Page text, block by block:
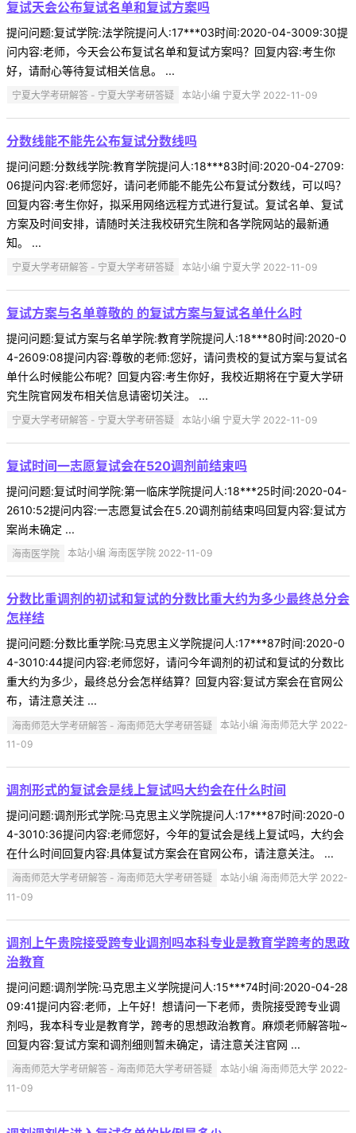
复试天会公布复试名单和复试方案吗
提问问题:复试学院:法学院提问人:17***03时间:2020-04-3009:30提
问内容:老师，今天会公布复试名单和复试方案吗？回复内容:考生你
好，请耐心等待复试相关信息。 ...
宁夏大学考研解答 - 宁夏大学考研答疑 本站小编 宁夏大学 2022-11-09
分数线能不能先公布复试分数线吗
提问问题:分数线学院:教育学院提问人:18***83时间:2020-04-2709:
06提问内容:老师您好，请问老师能不能先公布复试分数线，可以吗？
回复内容:考生你好，拟采用网络远程方式进行复试。复试名单、复试
方案及时间安排，请随时关注我校研究生院和各学院网站的最新通
知。 ...
宁夏大学考研解答 - 宁夏大学考研答疑 本站小编 宁夏大学 2022-11-09
复试方案与名单尊敬的 的复试方案与复试名单什么时
提问问题:复试方案与名单学院:教育学院提问人:18***80时间:2020-0
4-2609:08提问内容:尊敬的老师:您好，请问贵校的复试方案与复试名
单什么时候能公布呢？回复内容:考生你好，我校近期将在宁夏大学研
究生院官网发布相关信息请密切关注。 ...
宁夏大学考研解答 - 宁夏大学考研答疑 本站小编 宁夏大学 2022-11-09
复试时间一志愿复试会在520调剂前结束吗
提问问题:复试时间学院:第一临床学院提问人:18***25时间:2020-04-
2610:52提问内容:一志愿复试会在5.20调剂前结束吗回复内容:复试方
案尚未确定 ...
海南医学院 本站小编 海南医学院 2022-11-09
分数比重调剂的初试和复试的分数比重大约为多少最终总分会
怎样结
提问问题:分数比重学院:马克思主义学院提问人:17***87时间:2020-0
4-3010:44提问内容:老师您好，请问今年调剂的初试和复试的分数比
重大约为多少，最终总分会怎样结算？回复内容:复试方案会在官网公
布，请注意关注 ...
海南师范大学考研解答 - 海南师范大学考研答疑
本站小编 海南师范大学 2022-
11-09
调剂形式的复试会是线上复试吗大约会在什么时间
提问问题:调剂形式学院:马克思主义学院提问人:17***87时间:2020-0
4-3010:36提问内容:老师您好，今年的复试会是线上复试吗，大约会
在什么时间回复内容:具体复试方案会在官网公布，请注意关注。 ...
海南师范大学考研解答 - 海南师范大学考研答疑
本站小编 海南师范大学 2022-
11-09
调剂上午贵院接受跨专业调剂吗本科专业是教育学跨考的思政
治教育
提问问题:调剂学院:马克思主义学院提问人:15***74时间:2020-04-28
09:41提问内容:老师，上午好！想请问一下老师，贵院接受跨专业调
剂吗，我本科专业是教育学，跨考的思想政治教育。麻烦老师解答啦~
回复内容:复试方案和调剂细则暂未确定，请注意关注官网 ...
海南师范大学考研解答 - 海南师范大学考研答疑
本站小编 海南师范大学 2022-
11-09